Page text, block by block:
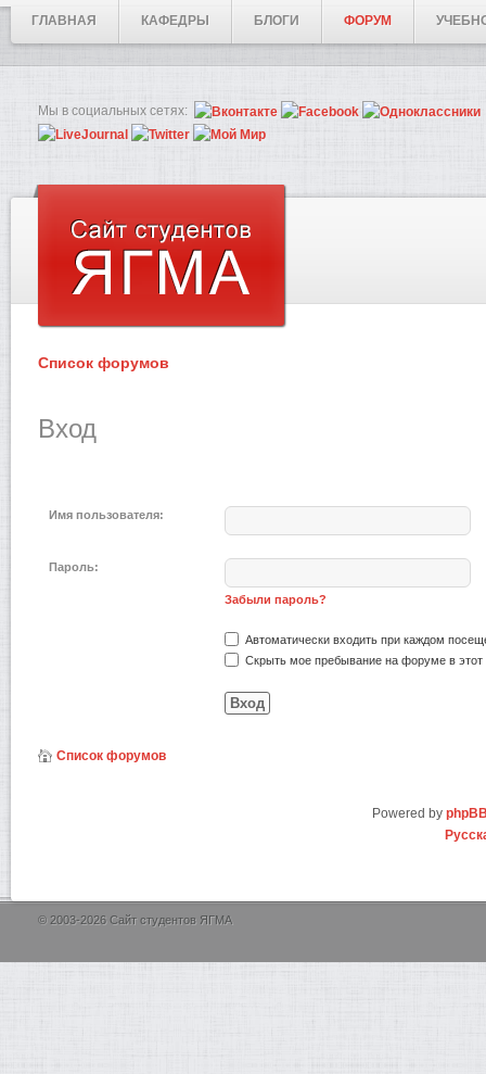
ГЛАВНАЯ КАФЕДРЫ БЛОГИ ФОРУМ
Мы в социальных сетях:
Список форумов
Вход
Имя пользователя:
Пароль:
Забыли пароль?
Автоматически входить при каждом
Скрыть мое пребывание на форуме в этот
Список форумов
Powered by
© 2003-2026 Сайт студентов ЯГМА